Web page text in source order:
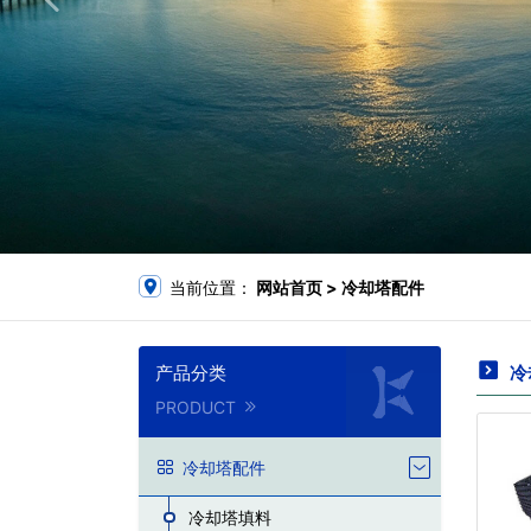
当前位置： 网站首页 > 冷却塔配件
产品分类
PRODUCT
冷却塔配件
冷却塔填料